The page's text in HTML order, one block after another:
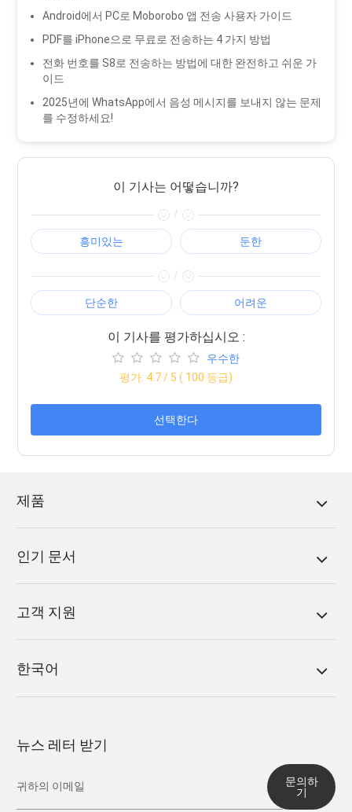
Android에서 PC로 Moborobo 앱 전송 사용자 가이드
PDF를 iPhone으로 무료로 전송하는 4 가지 방법
전화 번호를 S8로 전송하는 방법에 대한 완전하고 쉬운 가
이드
2025년에 WhatsApp에서 음성 메시지를 보내지 않는 문제
를 수정하세요!
이 기사는 어떻습니까?
/
흥미있는 둔한
/
단순한 어려운
이 기사를 평가하십시오 :
우수한
평가: 4.7/ 5 ( 100 등급)
선택한다
제품
인기 문서
고객 지원
한국어
뉴스 레터 받기
문의하
기